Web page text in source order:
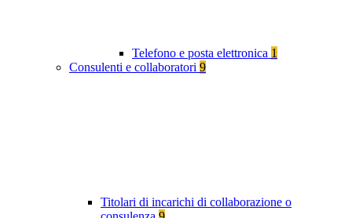
Telefono e posta elettronica 1
Consulenti e collaboratori 9
Titolari di incarichi di collaborazione o